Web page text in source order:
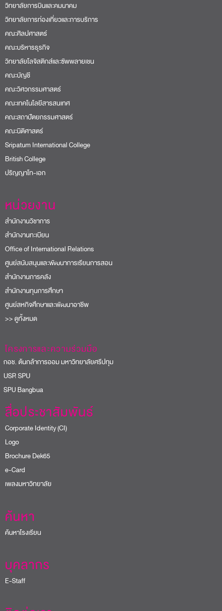
วิทยาลัยการบินและคมนาคม
วิทยาลัยการท่องเที่ยวและการบริการ
คณะศิลปศาสตร์
คณะบริหารธุรกิจ
วิทยาลัยโลจิสติกส์และซัพพลายเชน
คณะบัญชี
คณะวิศวกรรมศาสตร์
คณะเทคโนโลยีสารสนเทศ
คณะสถาปัตยกรรมศาสตร์
คณะนิติศาสตร์
Sripatum International College
British College
ปริญญาโท-เอก
หน่วยงาน
สำนักงานวิชาการ
สำนักงานทะเบียน
Office of International Relations
ศูนย์สนับสนุนและพัฒนาการเรียนการสอน
สำนักงานการคลัง
สำนักงานทุนการศึกษา
ศูนย์สหกิจศึกษาและพัฒนาอาชีพ
>> ดูทั้งหมด
โครงการและความร่วมมือ
ช. ต้นกล้าการออม มหาวิทยาลัยศรีปทุม
SPU
Bangbua
สื่อประชาสัมพันธ์
Corporate Identity (CI)
Logo
Brochure Dek65
e-Card
เพลงมหาวิทยาลัย
ค้นหา
ค้นหาโรงเรียน
บุคลากร
E-Staff